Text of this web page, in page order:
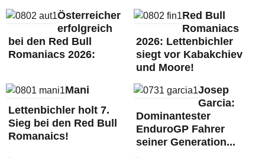
Österreicher
erfolgreich
bei den Red Bull
Romaniacs 2026:
Red Bull
Romaniacs
2026: Lettenbichler
siegt vor Kabakchiev
und Moore!
Mani
Lettenbichler holt 7.
Sieg bei den Red Bull
Romanaics!
Josep
Garcia:
Dominantester
EnduroGP Fahrer
seiner Generation...